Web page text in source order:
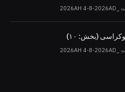
(بخش: ۱۰)